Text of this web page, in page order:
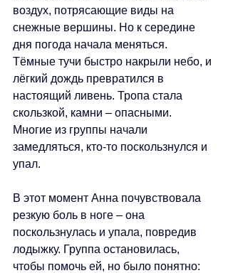
воздух, потрясающие виды на
снежные вершины. Но к середине
дня погода начала меняться.
Тёмные тучи быстро накрыли небо, и
лёгкий дождь превратился в
настоящий ливень. Тропа стала
скользкой, камни – опасными.
Многие из группы начали
замедляться, кто-то поскользнулся и
упал.
В этот момент Анна почувствовала
резкую боль в ноге – она
поскользнулась и упала, повредив
лодыжку. Группа остановилась,
чтобы помочь ей, но было понятно: